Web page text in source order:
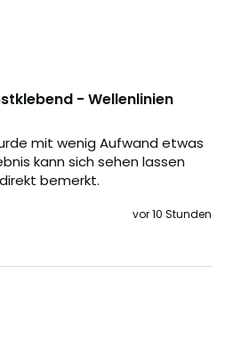
- Wellenlinien
mit wenig Aufwand etwas
kann sich sehen lassen
bemerkt.
vor 10 Stunden